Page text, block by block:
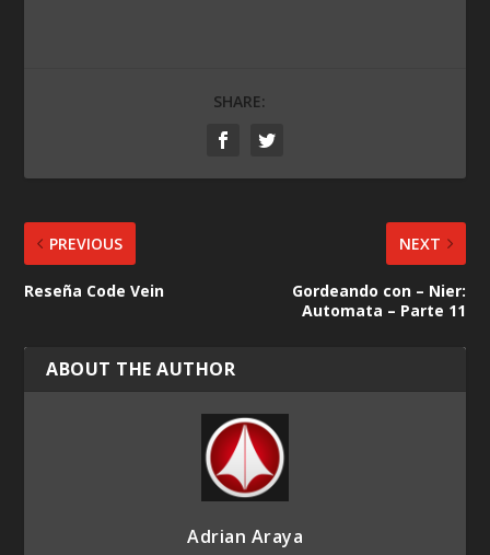
SHARE:
PREVIOUS
Reseña Code Vein
NEXT
Gordeando con – Nier:
Automata – Parte 11
ABOUT THE AUTHOR
Adrian Araya